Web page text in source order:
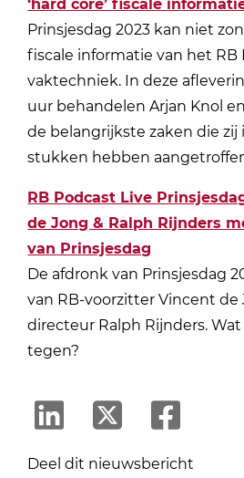
‘hard core’ fiscale
Prinsjesdag 2023 kan niet
fiscale informatie van het RB
vaktechniek. In deze
uur behandelen Arjan Knol
de belangrijkste zaken die zij
stukken hebben
RB Podcast Live
de Jong & Ralph Rijnders
van Prinsjesdag
De afdronk van Prinsjesdag
van RB-voorzitter Vincent de
directeur Ralph Rijnders. Wat
tegen?
Deel dit nieuwsbericht